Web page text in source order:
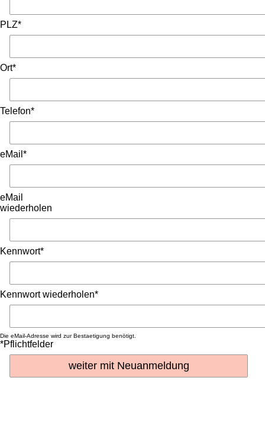
PLZ*
Ort*
Telefon*
eMail*
eMail
wiederholen
Kennwort*
Kennwort wiederholen*
Die eMail-Adresse wird zur Bestaetigung benötigt.
*Pflichtfelder